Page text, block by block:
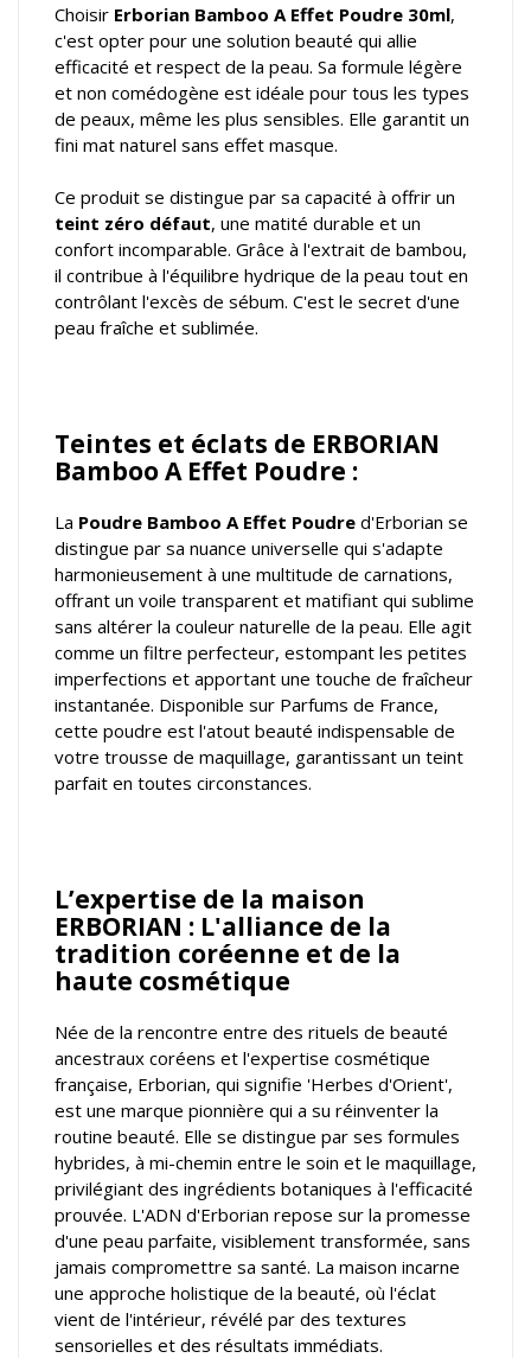
Choisir Erborian Bamboo A Effet Poudre 30ml,
c'est opter pour une solution beauté qui allie
efficacité et respect de la peau. Sa formule légère
et non comédogène est idéale pour tous les types
de peaux, même les plus sensibles. Elle garantit un
fini mat naturel sans effet masque.
Ce produit se distingue par sa capacité à offrir un
teint zéro défaut, une matité durable et un
confort incomparable. Grâce à l'extrait de bambou,
il contribue à l'équilibre hydrique de la peau tout en
contrôlant l'excès de sébum. C'est le secret d'une
peau fraîche et sublimée.
Teintes et éclats de ERBORIAN
Bamboo A Effet Poudre :
La Poudre Bamboo A Effet Poudre d'Erborian se
distingue par sa nuance universelle qui s'adapte
harmonieusement à une multitude de carnations,
offrant un voile transparent et matifiant qui sublime
sans altérer la couleur naturelle de la peau. Elle agit
comme un filtre perfecteur, estompant les petites
imperfections et apportant une touche de fraîcheur
instantanée. Disponible sur Parfums de France,
cette poudre est l'atout beauté indispensable de
votre trousse de maquillage, garantissant un teint
parfait en toutes circonstances.
L’expertise de la maison
ERBORIAN : L'alliance de la
tradition coréenne et de la
haute cosmétique
Née de la rencontre entre des rituels de beauté
ancestraux coréens et l'expertise cosmétique
française, Erborian, qui signifie 'Herbes d'Orient',
est une marque pionnière qui a su réinventer la
routine beauté. Elle se distingue par ses formules
hybrides, à mi-chemin entre le soin et le maquillage,
privilégiant des ingrédients botaniques à l'efficacité
prouvée. L'ADN d'Erborian repose sur la promesse
d'une peau parfaite, visiblement transformée, sans
jamais compromettre sa santé. La maison incarne
une approche holistique de la beauté, où l'éclat
vient de l'intérieur, révélé par des textures
sensorielles et des résultats immédiats.